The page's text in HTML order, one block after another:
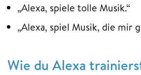
„Alexa, spiele tolle Musik.“
„Alexa, spiel Musik, die mir
Wie du Alexa